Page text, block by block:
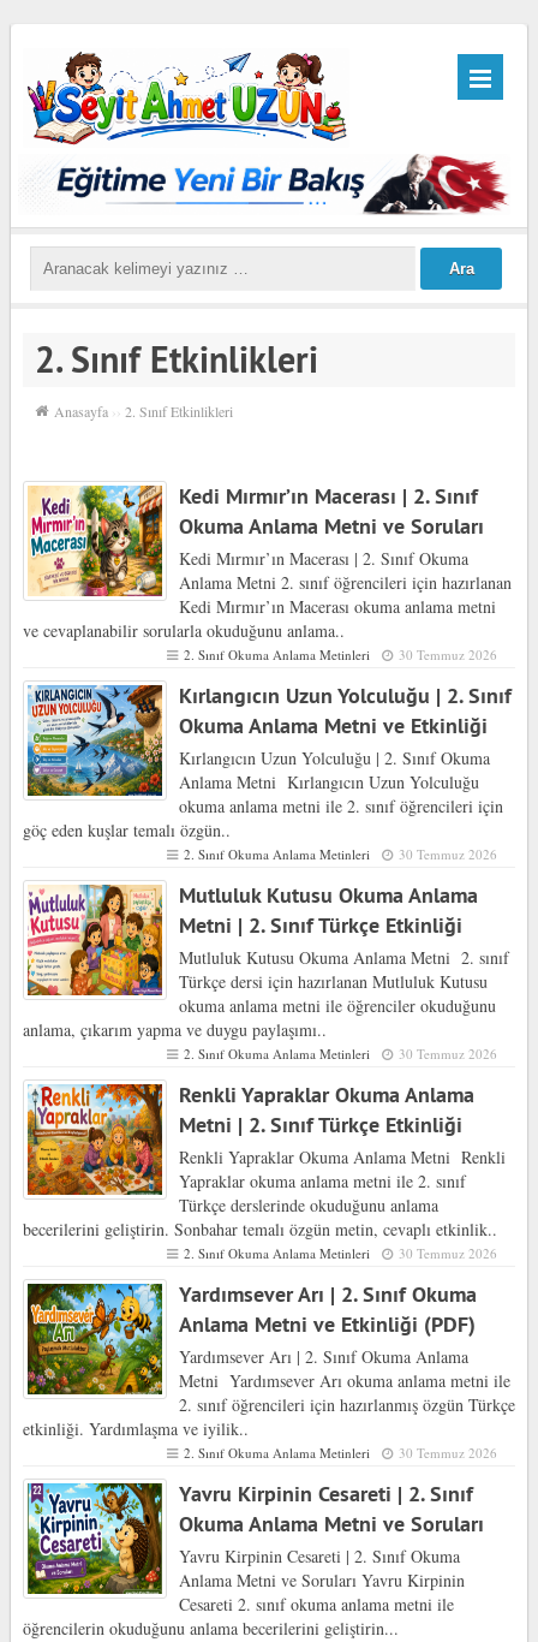
2. Sınıf Etkinlikleri
Anasayfa ›› 2. Sınıf Etkinlikleri
Kedi Mırmır’ın Macerası | 2. Sınıf
Okuma Anlama Metni ve Soruları
Kedi Mırmır’ın Macerası | 2. Sınıf Okuma
Anlama Metni 2. sınıf öğrencileri için hazırlanan
Kedi Mırmır’ın Macerası okuma anlama metni
ve cevaplanabilir sorularla okuduğunu anlama..
2. Sınıf Okuma Anlama Metinleri 30 Temmuz 2026
Kırlangıcın Uzun Yolculuğu | 2. Sınıf
Okuma Anlama Metni ve Etkinliği
Kırlangıcın Uzun Yolculuğu | 2. Sınıf Okuma
Anlama Metni Kırlangıcın Uzun Yolculuğu
okuma anlama metni ile 2. sınıf öğrencileri için
göç eden kuşlar temalı özgün..
2. Sınıf Okuma Anlama Metinleri 30 Temmuz 2026
Mutluluk Kutusu Okuma Anlama
Metni | 2. Sınıf Türkçe Etkinliği
Mutluluk Kutusu Okuma Anlama Metni 2. sınıf
Türkçe dersi için hazırlanan Mutluluk Kutusu
okuma anlama metni ile öğrenciler okuduğunu
anlama, çıkarım yapma ve duygu paylaşımı..
2. Sınıf Okuma Anlama Metinleri 30 Temmuz 2026
Renkli Yapraklar Okuma Anlama
Metni | 2. Sınıf Türkçe Etkinliği
Renkli Yapraklar Okuma Anlama Metni Renkli
Yapraklar okuma anlama metni ile 2. sınıf
Türkçe derslerinde okuduğunu anlama
becerilerini geliştirin. Sonbahar temalı özgün metin, cevaplı etkinlik..
2. Sınıf Okuma Anlama Metinleri 30 Temmuz 2026
Yardımsever Arı | 2. Sınıf Okuma
Anlama Metni ve Etkinliği (PDF)
Yardımsever Arı | 2. Sınıf Okuma Anlama
Metni Yardımsever Arı okuma anlama metni ile
2. sınıf öğrencileri için hazırlanmış özgün Türkçe
etkinliği. Yardımlaşma ve iyilik..
2. Sınıf Okuma Anlama Metinleri 30 Temmuz 2026
Yavru Kirpinin Cesareti | 2. Sınıf
Okuma Anlama Metni ve Soruları
Yavru Kirpinin Cesareti | 2. Sınıf Okuma
Anlama Metni ve Soruları Yavru Kirpinin
Cesareti 2. sınıf okuma anlama metni ile
öğrencilerin okuduğunu anlama becerilerini geliştirin...